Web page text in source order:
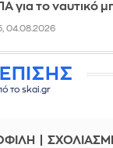
για το ναυτικό
04.08.2026
το skai.gr